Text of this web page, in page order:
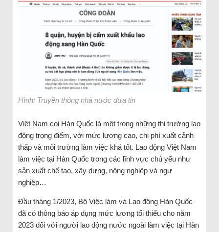
Hình: Truyền thông nhà nước đưa tin
Việt Nam coi Hàn Quốc là một trong những thị trường lao
động trọng điểm, với mức lương cao, chi phí xuất cảnh
thấp và môi trường làm việc khá tốt. Lao động Việt Nam
làm việc tại Hàn Quốc trong các lĩnh vực chủ yếu như
sản xuất chế tạo, xây dựng, nông nghiệp và ngư
nghiệp…
Đầu tháng 1/2023, Bộ Việc làm và Lao động Hàn Quốc
đã có thông báo áp dụng mức lương tối thiểu cho năm
2023 đối với người lao động nước ngoài làm việc tại Hàn